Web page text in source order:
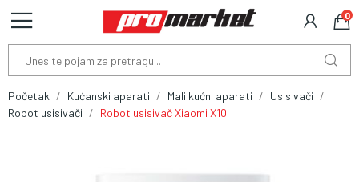
0
Početak Kućanski aparati Mali kućni aparati
Usisivači
Robot usisivači
Robot usisivač Xiaomi X10